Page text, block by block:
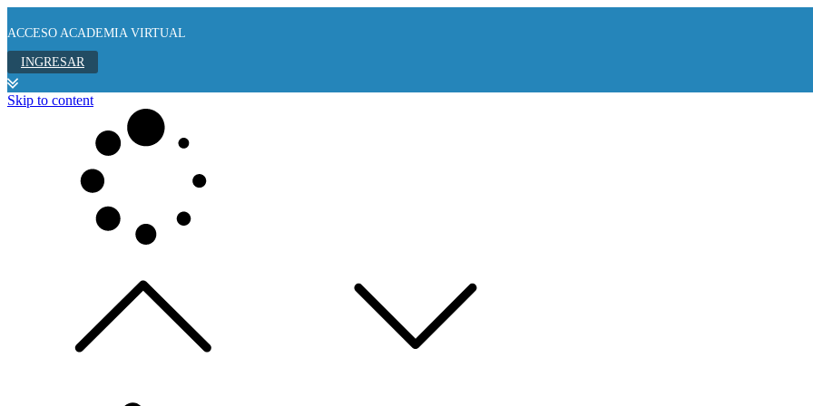
ACCESO ACADEMIA VIRTUAL
INGRESAR
Skip to content